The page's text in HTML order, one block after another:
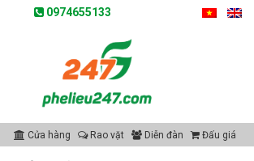
0974655133
Cửa hàng Rao vặt Diễn đàn Đấu giá